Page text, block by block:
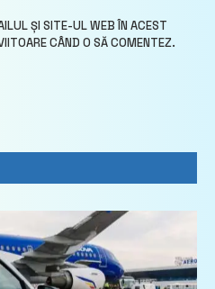
ȘI SITE-UL WEB ÎN ACEST
CÂND O SĂ COMENTEZ.